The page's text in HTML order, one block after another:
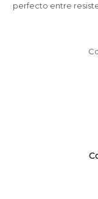
perfecto entre